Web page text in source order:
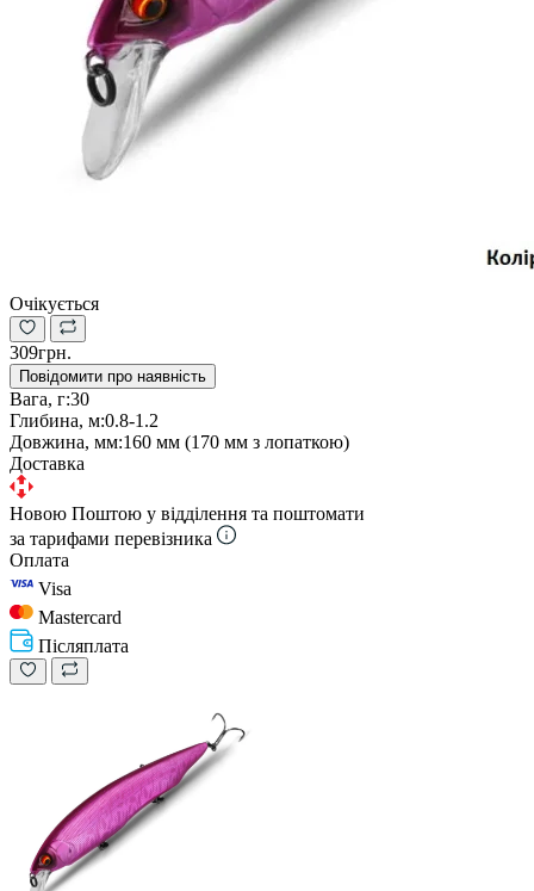
Очікується
309грн.
Повідомити про наявність
Вага, г:30
Глибина, м:0.8-1.2
Довжина, мм:160 мм (170 мм з лопаткою)
Доставка
Новою Поштою у відділення та поштомати
за тарифами перевізника
Оплата
Visa
Mastercard
Післяплата